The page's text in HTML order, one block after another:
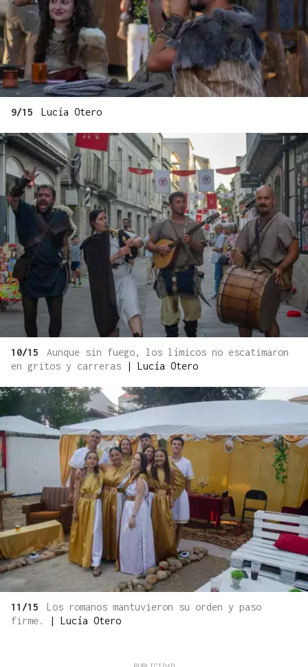
9/15 Lucía Otero
10/15
Aunque sin fuego, los límicos no escatimaron
en gritos y carreras
| Lucía Otero
11/15
Los romanos mantuvieron su orden y paso
firme.
| Lucía Otero